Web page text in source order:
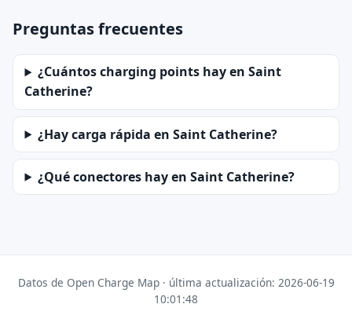
Preguntas frecuentes
¿Cuántos charging points hay en Saint
Catherine?
¿Hay carga rápida en Saint Catherine?
¿Qué conectores hay en Saint Catherine?
Datos de Open Charge Map · última actualización: 2026-06-19
10:01:48